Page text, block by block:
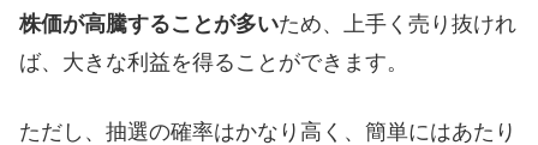
株価が高騰することが多いため、上手く売り抜けれ
ば、大きな利益を得ることができます。
ただし、抽選の確率はかなり高く、簡単にはあたり